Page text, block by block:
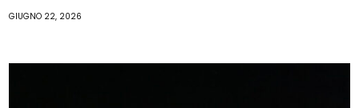
GIUGNO 22, 2026